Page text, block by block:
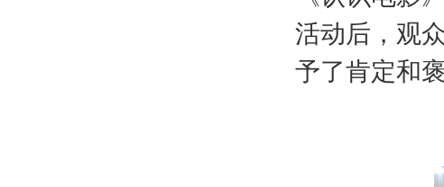
活动后，观
予了肯定和褒